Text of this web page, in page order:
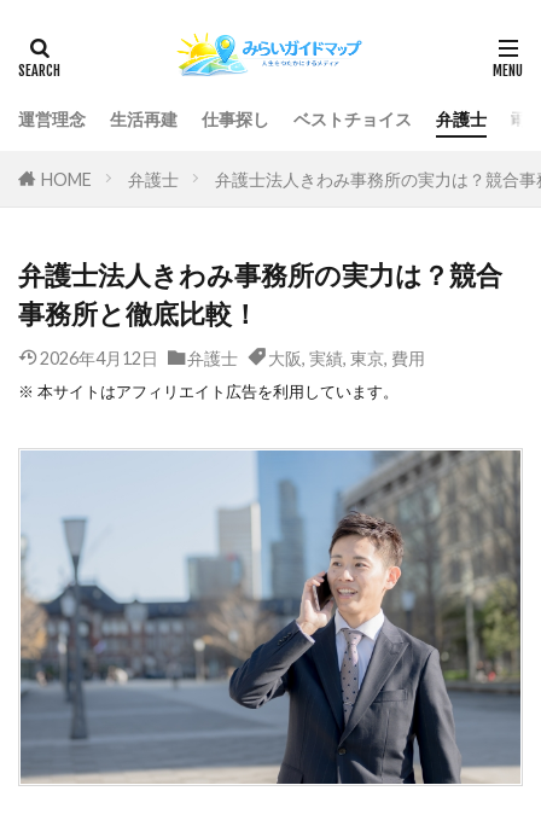
運営理念 生活再建 仕事探し ベストチョイス 弁護士 司
HOME 弁護士 弁護士法人きわみ事務所の実力は？競合
弁護士法人きわみ事務所の実力は？競合
事務所と徹底比較！
2026年4月12日 弁護士 大阪, 実績, 東京, 費用
※ 本サイトはアフィリエイト広告を利用しています。